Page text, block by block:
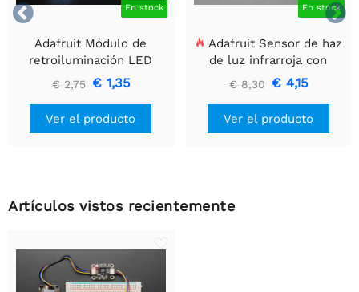

 En stock
Adafruit Módulo de
retroiluminación LED
blanco - Pequeño 12 mm
x 40 mm
€ 2,75 € 1,35
Ver el producto
En stock
Adafruit Sensor de haz
de luz infrarroja con
extremos de cable
premium - LED de 5 mm
€ 8,30 € 4,15
Ver el producto
Artículos vistos recientemente